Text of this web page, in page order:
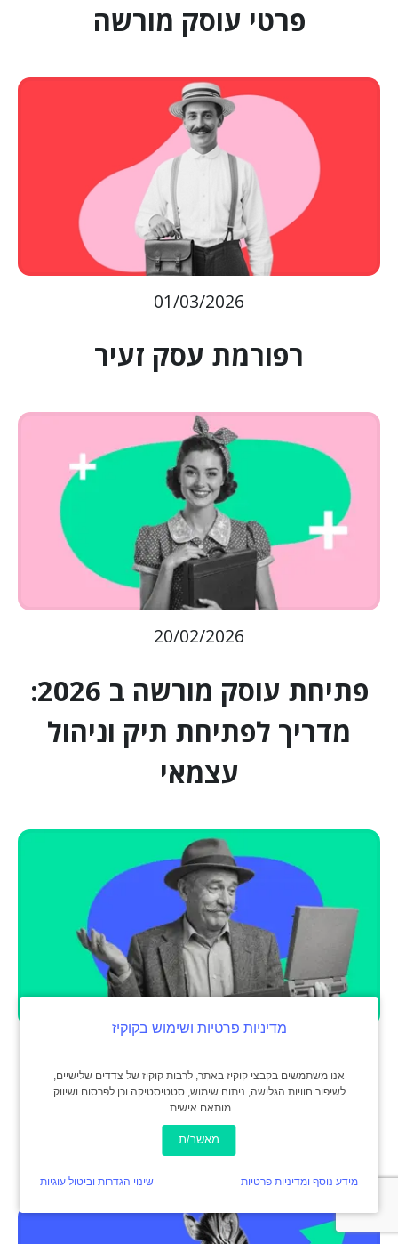
פרטי עוסק מורשה
01/03/2026
רפורמת עסק זעיר
20/02/2026
פתיחת עוסק מורשה ב 2026:
מדריך לפתיחת תיק וניהול
עצמאי
איך אני יכול להפיק חשבונית
דיגיטלית לעסק שלי?
מדיניות פרטיות ושימוש בקוקיז
אנו משתמשים בקבצי קוקיז באתר, לרבות קוקיז של צדדים שלישיים,
לשיפור חוויות הגלישה, ניתוח שימוש, סטטיסטיקה וכן לפרסום ושיווק
מותאם אישית.
מאשר/ת
מידע נוסף ומדיניות פרטיות שינוי הגדרות וביטול עוגיות